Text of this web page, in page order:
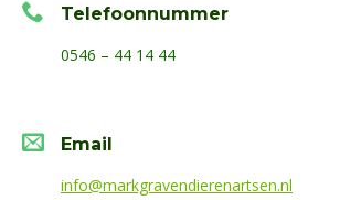
Telefoonnummer
0546 – 44 14 44
Email
info@markgravendierenartsen.nl